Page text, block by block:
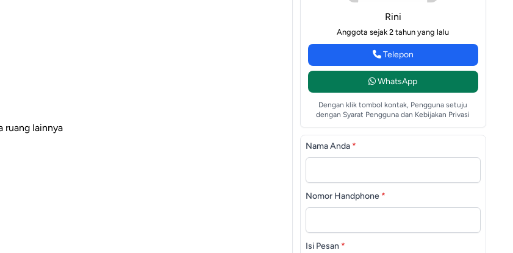
ruang lainnya
Rini
Anggota sejak 2 tahun yang lalu
Telepon
WhatsApp
Dengan klik tombol kontak, Pengguna setuju
dengan Syarat Pengguna dan Kebijakan Privasi
Nama Anda *
Nomor Handphone *
Isi Pesan *